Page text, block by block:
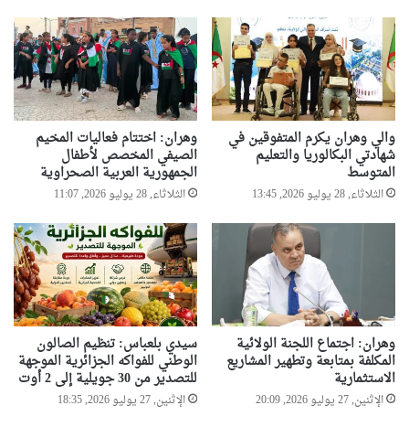
والي وهران يكرم المتفوقين في
شهادتي البكالوريا والتعليم
المتوسط
الثلاثاء, 28 يوليو 2026, 13:45
وهران: اختتام فعاليات المخيم
الصيفي المخصص لأطفال
الجمهورية العربية الصحراوية
الثلاثاء, 28 يوليو 2026, 11:07
وهران: اجتماع اللجنة الولائية
المكلفة بمتابعة وتطهير المشاريع
الاستثمارية
الإثنين, 27 يوليو 2026, 20:09
سيدي بلعباس: تنظيم الصالون
الوطني للفواكه الجزائرية الموجهة
للتصدير من 30 جويلية إلى 2 أوت
الإثنين, 27 يوليو 2026, 18:35